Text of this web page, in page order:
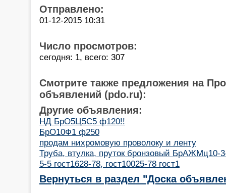
Отправлено:
01-12-2015 10:31
Число просмотров:
сегодня: 1, всего: 307
Смотрите также предложения на
объявлений (pdo.ru):
Другие объявления:
НД БрО5Ц5С5 ф120!!
БрО10Ф1 ф250
продам нихромовую проволоку и ленту
Труба, втулка, пруток бронзовый
5-5 гост1628-78, гост10025-78 гост1
Вернуться в раздел "Доска